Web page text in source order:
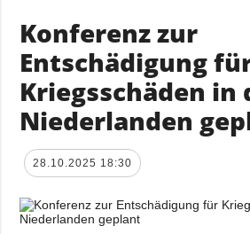
Konferenz zur
Entschädigung
Kriegsschäden in
Niederlanden
28.10.2025 18:30